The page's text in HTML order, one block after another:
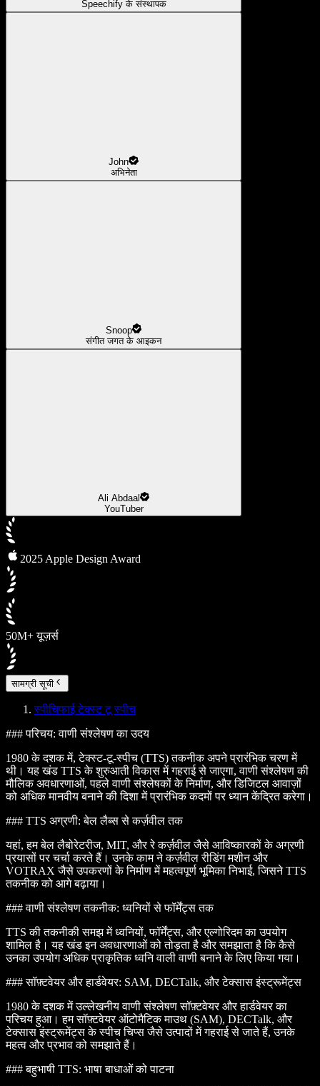
Speechify के संस्थापक
John
अभिनेता
Snoop
संगीत जगत के आइकन
Ali Abdaal
YouTuber
2025 Apple Design Award
50M+ यूज़र्स
सामग्री सूची
स्पीचिफाई टेक्स्ट टू स्पीच
### परिचय: वाणी संश्लेषण का उदय
1980 के दशक में, टेक्स्ट-टू-स्पीच (TTS) तकनीक अपने प्रारंभिक चरण में
थी। यह खंड TTS के शुरुआती विकास में गहराई से जाएगा, वाणी संश्लेषण की
मौलिक अवधारणाओं, पहले वाणी संश्लेषकों के निर्माण, और डिजिटल आवाज़ों
को अधिक मानवीय बनाने की दिशा में प्रारंभिक कदमों पर ध्यान केंद्रित करेगा।
### TTS अग्रणी: बेल लैब्स से कर्ज़वील तक
यहां, हम बेल लैबोरेटरीज, MIT, और रे कर्ज़वील जैसे आविष्कारकों के अग्रणी
प्रयासों पर चर्चा करते हैं। उनके काम ने कर्ज़वील रीडिंग मशीन और
VOTRAX जैसे उपकरणों के निर्माण में महत्वपूर्ण भूमिका निभाई, जिसने TTS
तकनीक को आगे बढ़ाया।
### वाणी संश्लेषण तकनीक: ध्वनियों से फॉर्मेंट्स तक
TTS की तकनीकी समझ में ध्वनियों, फॉर्मेंट्स, और एल्गोरिदम का उपयोग
शामिल है। यह खंड इन अवधारणाओं को तोड़ता है और समझाता है कि कैसे
उनका उपयोग अधिक प्राकृतिक ध्वनि वाली वाणी बनाने के लिए किया गया।
### सॉफ़्टवेयर और हार्डवेयर: SAM, DECTalk, और टेक्सास इंस्ट्रूमेंट्स
1980 के दशक में उल्लेखनीय वाणी संश्लेषण सॉफ़्टवेयर और हार्डवेयर का
परिचय हुआ। हम सॉफ़्टवेयर ऑटोमैटिक माउथ (SAM), DECTalk, और
टेक्सास इंस्ट्रूमेंट्स के स्पीच चिप्स जैसे उत्पादों में गहराई से जाते हैं, उनके
महत्व और प्रभाव को समझाते हैं।
### बहुभाषी TTS: भाषा बाधाओं को पाटना